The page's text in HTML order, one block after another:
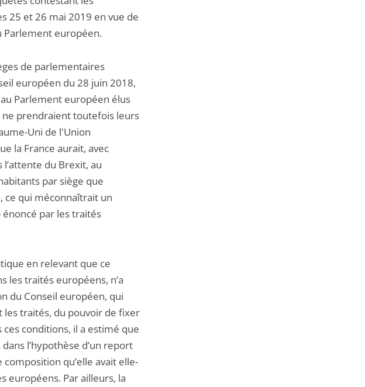
25 et 26 mai 2019 en vue de
Parlement européen.
de parlementaires
européen du 28 juin 2018,
Parlement européen élus
ne prendraient toutefois leurs
Uni de l'Union
la France aurait, avec
du Brexit, au
par siège que
ce qui méconnaîtrait un
par les traités
en relevant que ce
les traités européens, n’a
du Conseil européen, qui
traités, du pouvoir de fixer
conditions, il a estimé que
l’hypothèse d’un report
qu’elle avait elle-
européens. Par ailleurs, la